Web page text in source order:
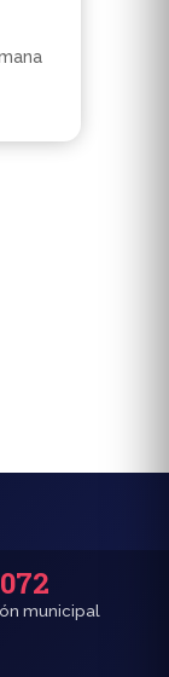
072
municipal